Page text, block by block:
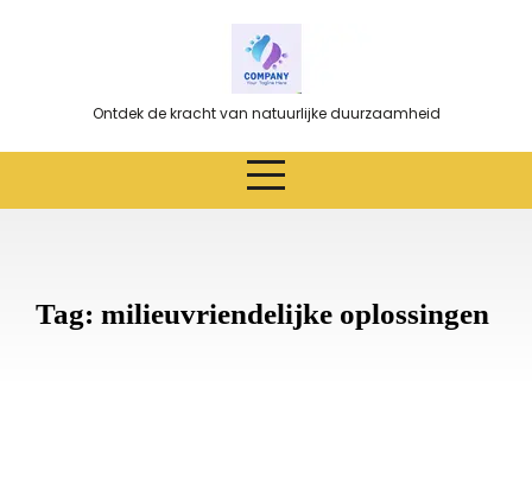
Ontdek de kracht van natuurlijke duurzaamheid
Tag: milieuvriendelijke oplossingen